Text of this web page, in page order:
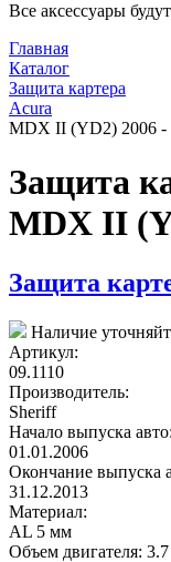
Все аксессуары
Главная
Каталог
Защита картера
Acura
MDX II (YD2) 2006 -
Защита
MDX II
Защита
Наличие
Артикул:
09.1110
Производитель:
Sheriff
Начало выпуска авто:
01.01.2006
Окончание выпуска
31.12.2013
Материал:
AL 5 мм
Объем двигателя: 3.7